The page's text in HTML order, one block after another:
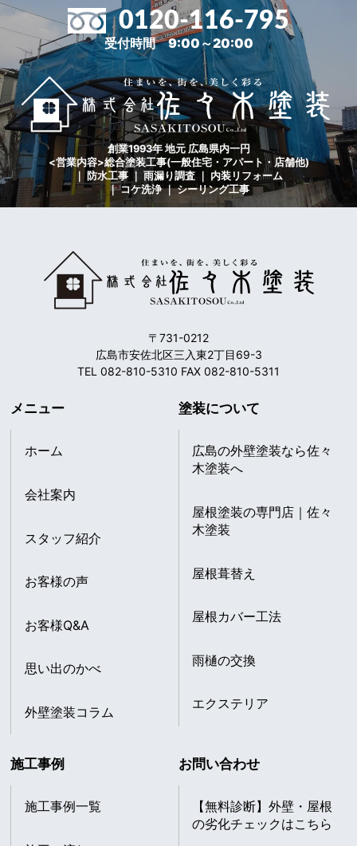
0120-116-795
受付時間 9:00～20:00
創業1993年 地元 広島県内一円
<営業内容>総合塗装工事(一般住宅・アパート・店舗他)
｜ 防水工事 ｜ 雨漏り調査 ｜ 内装リフォーム
｜ コケ洗浄 ｜ シーリング工事
〒731-0212
広島市安佐北区三入東2丁目69-3
TEL 082-810-5310 FAX 082-810-5311
メニュー
ホーム
会社案内
スタッフ紹介
お客様の声
お客様Q&A
思い出のかべ
外壁塗装コラム
塗装について
広島の外壁塗装なら佐々
木塗装へ
屋根塗装の専門店｜佐々
木塗装
屋根葺替え
屋根カバー工法
雨樋の交換
エクステリア
施工事例
施工事例一覧
お問い合わせ
【無料診断】外壁・屋根
の劣化チェックはこちら